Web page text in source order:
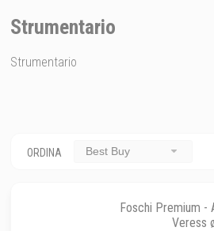
Strumentario
Strumentario
ORDINA Best Buy
Foschi Premium -
Veress